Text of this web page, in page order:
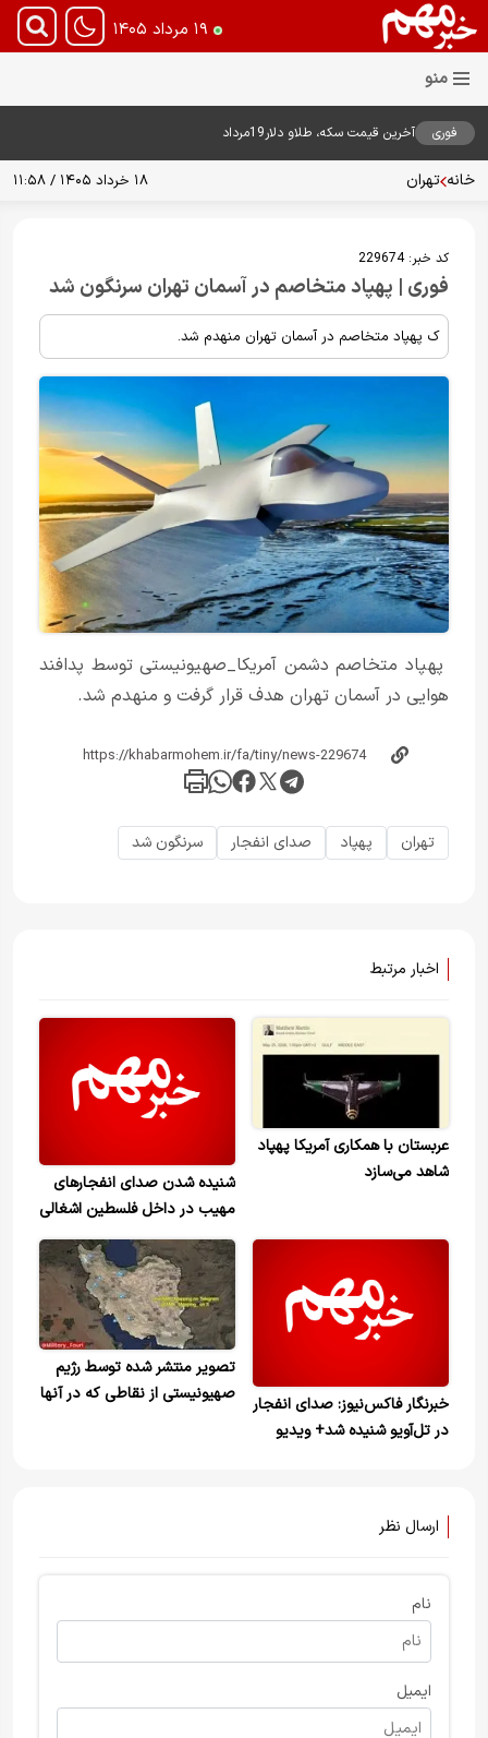
۱۹ مرداد ۱۴۰۵
فوری
آخرین قیمت سکه، طلاو دلار19مرداد
خانه تهران ۱۸ خرداد ۱۴۰۵ / ۱۱:۵۸
کد خبر:229674
فوری | پهپاد متخاصم در آسمان تهران سرنگون شد
ک پهپاد متخاصم در آسمان تهران منهدم شد.
پهپاد متخاصم دشمن آمریکا_صهیونیستی توسط پدافند
هوایی در آسمان تهران هدف قرار گرفت و منهدم شد.
تهران پهپاد صدای انفجار سرنگون شد
اخبار مرتبط
عربستان با همکاری آمریکا پهپاد
شاهد می‌سازد
شنیده شدن صدای انفجارهای
مهیب در داخل فلسطین اشغالی
خبرنگار فاکس‌نیوز: صدای انفجار
در تل‌آویو شنیده شد+ ویدیو
تصویر منتشر شده توسط رژیم
صهیونیستی از نقاطی که در آنها
ارسال نظر
نام
ایمیل